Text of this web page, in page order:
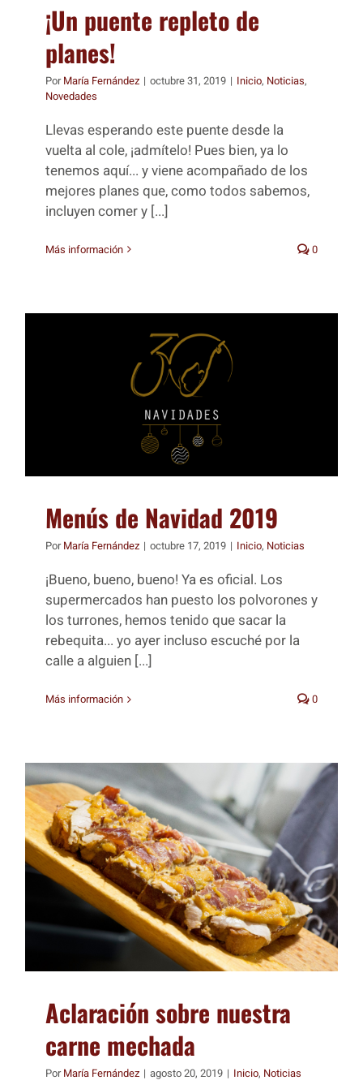
¡Un puente repleto de
planes!
PorMaría Fernández | octubre 31, 2019 | Inicio, Noticias,
Novedades
Llevas esperando este puente desde la
vuelta al cole, ¡admítelo! Pues bien, ya lo
tenemos aquí... y viene acompañado de los
mejores planes que, como todos sabemos,
incluyen comer y [...]
Más información 0
Menús de Navidad 2019
PorMaría Fernández | octubre 17, 2019 | Inicio, Noticias
¡Bueno, bueno, bueno! Ya es oficial. Los
supermercados han puesto los polvorones y
los turrones, hemos tenido que sacar la
rebequita... yo ayer incluso escuché por la
calle a alguien [...]
Más información 0
Aclaración sobre nuestra
carne mechada
PorMaría Fernández | agosto 20, 2019 | Inicio, Noticias